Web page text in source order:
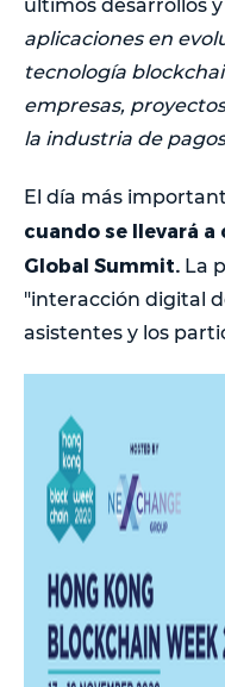
últimos desarrollos
aplicaciones en
tecnología
empresas,
la industria de
El día más
cuando se llevará a
Global Summit. La
"interacción digital
asistentes y los